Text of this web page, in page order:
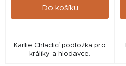
Do košíku
Karlie Chladicí podložka pro
králíky a hlodavce.